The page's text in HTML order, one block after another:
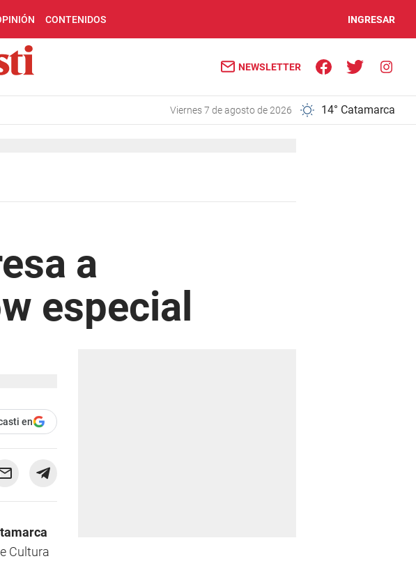
CONTENIDOS INGRESAR
NEWSLETTER
viernes 7 de agosto de 2026 14° Catamarca
a
especial
en
Cultura